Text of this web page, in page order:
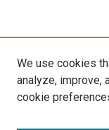
We use cookies
analyze, improve,
cookie